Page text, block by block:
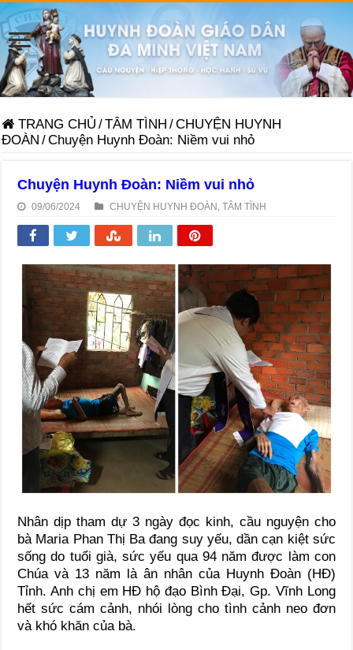
TRANG CHỦ /TÂM TÌNH /CHUYỆN HUYNH
ĐOÀN /Chuyện Huynh Đoàn: Niềm vui nhỏ
Chuyện Huynh Đoàn: Niềm vui nhỏ
09/06/2024 CHUYỆN HUYNH ĐOÀN ,TÂM TÌNH
Nhân dịp tham dự 3 ngày đọc kinh, cầu nguyện cho
bà Maria Phan Thị Ba đang suy yếu, dần cạn kiệt sức
sống do tuổi già, sức yếu qua 94 năm được làm con
Chúa và 13 năm là ân nhân của Huynh Đoàn (HĐ)
Tỉnh. Anh chị em HĐ hộ đạo Bình Đại, Gp. Vĩnh Long
hết sức cám cảnh, nhói lòng cho tình cảnh neo đơn
và khó khăn của bà.